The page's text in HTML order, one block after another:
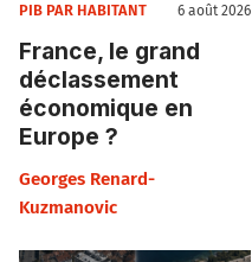
PIB PAR HABITANT 6 août 2026
France, le grand
déclassement
économique en
Europe ?
Georges Renard-
Kuzmanovic